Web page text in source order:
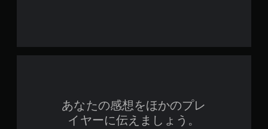
あなたの感想をほかのプレ
イヤーに伝えましょう。